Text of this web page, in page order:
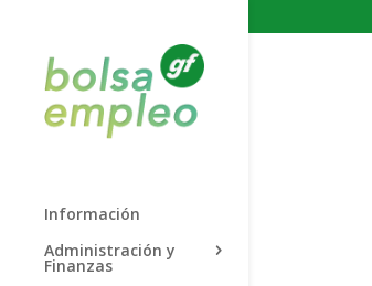
Información
Administración y
Finanzas